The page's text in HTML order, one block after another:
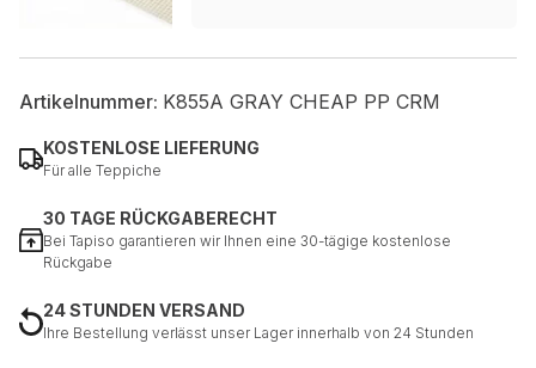
Artikelnummer: K855A GRAY CHEAP PP CRM
KOSTENLOSE LIEFERUNG
Für alle Teppiche
30 TAGE RÜCKGABERECHT
Bei Tapiso garantieren wir Ihnen eine 30-tägige kostenlose
Rückgabe
24 STUNDEN VERSAND
Ihre Bestellung verlässt unser Lager innerhalb von 24 Stunden